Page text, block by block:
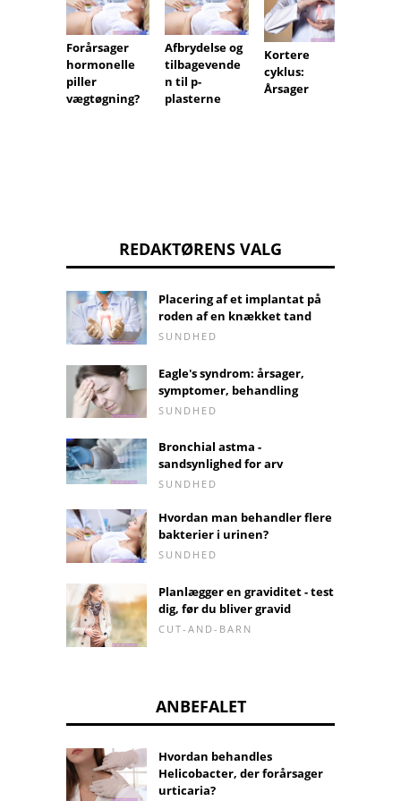
Forårsager
hormonelle
piller
vægtøgning?
Afbrydelse og
tilbagevende
n til p-
plasterne
Kortere
cyklus:
Årsager
REDAKTØRENS VALG
Placering af et implantat på
roden af ​​en knækket tand
SUNDHED
Eagle's syndrom: årsager,
symptomer, behandling
SUNDHED
Bronchial astma -
sandsynlighed for arv
SUNDHED
Hvordan man behandler flere
bakterier i urinen?
SUNDHED
Planlægger en graviditet - test
dig, før du bliver gravid
CUT-AND-BARN
ANBEFALET
Hvordan behandles
Helicobacter, der forårsager
urticaria?